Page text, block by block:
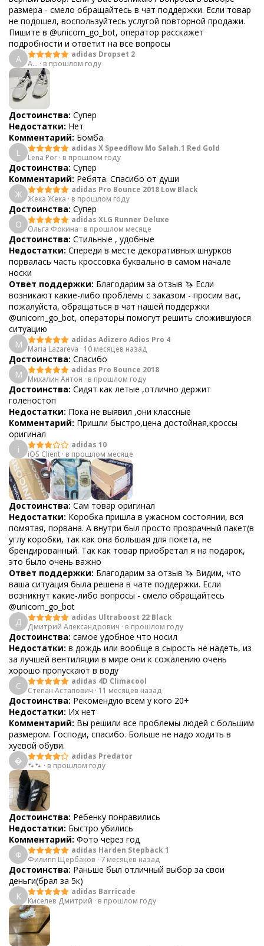
размера - смело обращайтесь в чат поддержки. Если товар
не подошел, воспользуйтесь услугой повторной продажи.
Пишите в @unicorn_go_bot, оператор расскажет
подробности и ответит на все вопросы
A
adidas Dropset 2
A... · в прошлом году
Достоинства: Супер
Недостатки: Нет
Комментарий: Бомба.
L
adidas X Speedflow Mo Salah.1 Red Gold
Lena Por · в прошлом году
Достоинства: Супер
Комментарий: Ребята. Спасибо от души
Ж
adidas Pro Bounce 2018 Low Black
Жека Жека · в прошлом году
Достоинства: Супер
О
adidas XLG Runner Deluxe
Ольга Фокина · в прошлом месяце
Достоинства: Стильные , удобные
Недостатки: Спереди в месте декоративных шнурков
порвалась часть кроссовка буквально в самом начале
носки
Ответ поддержки: Благодарим за отзыв 🦄 Если
возникают какие-либо проблемы с заказом - просим вас,
пожалуйста, обращаться в чат нашей поддержки
@unicorn_go_bot, операторы помогут решить сложившуюся
ситуацию
M
adidas Adizero Adios Pro 4
Maria Lazareva · 10 месяцев назад
Достоинства: Спасибо
М
adidas Pro Bounce 2018
Михалин Антон · в прошлом году
Достоинства: Сидят как летые ,отлично держит
голеностоп
Недостатки: Пока не выявил ,они классные
Комментарий: Пришли быстро,цена достойная,кроссы
оригинал
i
adidas 10
iOS Client · в прошлом месяце
Достоинства: Сам товар оригинал
Недостатки: Коробка пришла в ужасном состоянии, вся
помятая, порвана. А внутри был просто прозрачный пакет(в
углу коробки, так как она большая для покета, не
брендированный. Так как товар приобретал я на подарок,
это было очень важно
Ответ поддержки: Благодарим за отзыв 🦄 Видим, что
ваша ситуация была решена в чате поддержки. Если
возникнут какие-либо вопросы - смело обращайтесь
@unicorn_go_bot
Д
adidas Ultraboost 22 Black
Дмитрий Александрович · в прошлом году
Достоинства: самое удобное что носил
Недостатки: в дождь или вообще в сырость не надеть, из
за лучшей вентиляции в мире они к сожалению очень
хорошо пропускают в воду
С
adidas 4D Climacool
Степан Астапович · 11 месяцев назад
Достоинства: Рекомендую всем у кого 20+
Недостатки: Их нет
Комментарий: Вы решили все проблемы людей с большим
размером. Господи, спасибо. Больше не надо ходить в
хуевой обуви.

adidas Predator
🐾🐾 · в прошлом году
Достоинства: Ребенку понравились
Недостатки: Быстро убились
Комментарий: Фото через год
Ф
adidas Harden Stepback 1
Филипп Щербаков · 7 месяцев назад
Достоинства: Раньше был отличный выбор за свои
деньги(брал за 5к)
К
adidas Barricade
Киселев Дмитрий · в прошлом году